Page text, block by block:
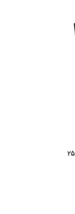
کود سولفات پتاسیم لتکا مدل sa1 وزن 25